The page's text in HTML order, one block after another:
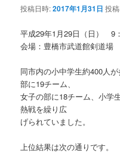
投稿日時:2017年1月31日 投
平成29年1月29日（日） 9
会場：豊橋市武道館剣道場
同市内の小中学生約400人
部に19チーム、
女子の部に18チーム、小学
熱戦を繰り広
げられていました。
上位結果は次の通りです。